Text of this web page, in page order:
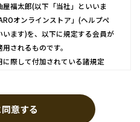
福太郎(以下「当社」といいま
オンラインストア」(ヘルプペ
ます)を、以下に規定する会員が
されるものです。
際して付加されている諸規定
ポート範囲外となるため、各リ
）
意する